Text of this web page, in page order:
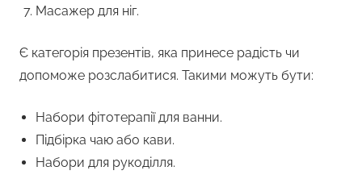
Масажер для ніг.
Є категорія презентів, яка принесе радість чи
допоможе розслабитися. Такими можуть бути:
Набори фітотерапії для ванни.
Підбірка чаю або кави.
Набори для рукоділля.